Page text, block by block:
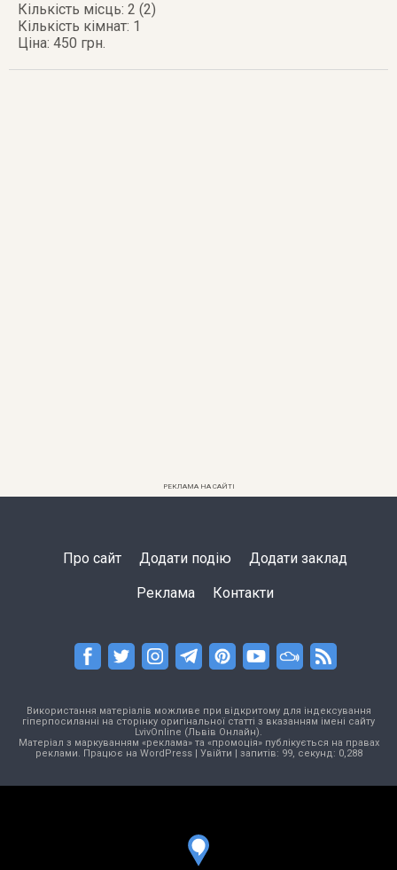
Кількість місць: 2 (2)
Кількість кімнат: 1
Ціна: 450 грн.
РЕКЛАМА НА САЙТІ
Про сайт Додати подію Додати заклад
Реклама Контакти
Використання матеріалів можливе при відкритому для індексування
гіперпосиланні на сторінку оригінальної статті з вказанням імені сайту
LvivOnline (Львів Онлайн).
Матеріал з маркуванням «реклама» та «промоція» публікується на правах
реклами. Працює на WordPress| Увійти | запитів: 99, секунд: 0,288